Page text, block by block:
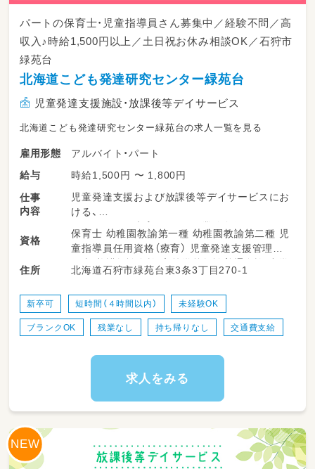
パートの保育士・児童指導員さん募集中／経験不問／高
収入♪時給1,500円以上／土日祝お休み相談OK／石狩市
緑苑台
北海道こども発達研究センター緑苑台
児童発達支援施設・放課後等デイサービス
北海道こども発達研究センター緑苑台の求人一覧を見る
雇用形態
アルバイト・パート
給与
時給1,500円 〜 1,800円
仕事
内容
児童発達支援および放課後等デイサービスにお
ける、
子どもたちの療育・サポート業務全般をお願い
します♪
子どもたちの日々の成長を間近で支えるやりが
いのあるお仕事です。
（主な業務内容）
・発達障がいおよび肢体不自由児へのサポート・
見守り（2歳～15歳まで）
・日常生活動作（手洗い、うがい、着替えなど）の
自立に向けた支援
環境整備・消毒
・食事や移動などのサポート
・社用車での児童の送迎
資格
保育士 幼稚園教諭第一種 幼稚園教諭第二種 児
童指導員任用資格（療育） 児童発達支援管理責
任者 養護教諭免許 高等学校教諭普通免許 中学
校教諭普通免許 小学校教諭普通免許 社会福祉
士 普通自動車運転免許
住所 北海道石狩市緑苑台東3条3丁目270-1
新卒可 短時間（４時間以内） 未経験OK
ブランクOK 残業なし 持ち帰りなし 交通費支給
求人をみる